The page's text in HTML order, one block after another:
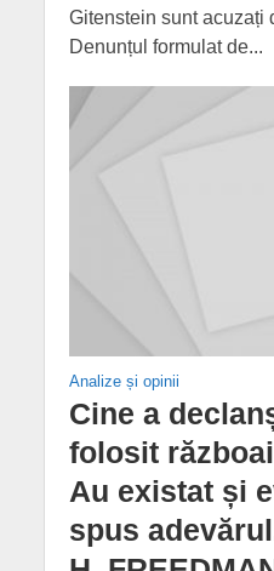
Gitenstein sunt acuzați
Denunțul formulat de...
Analize și opinii
Cine a
folosit
Au existat și
spus